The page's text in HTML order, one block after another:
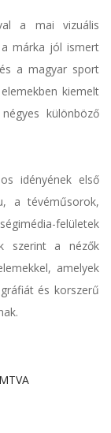
a mai vizuális
márka jól ismert
a magyar sport
kiemelt
különböző
idényének első
a tévéműsorok,
felületek
szerint a nézők
amelyek
és korszerű
MTVA